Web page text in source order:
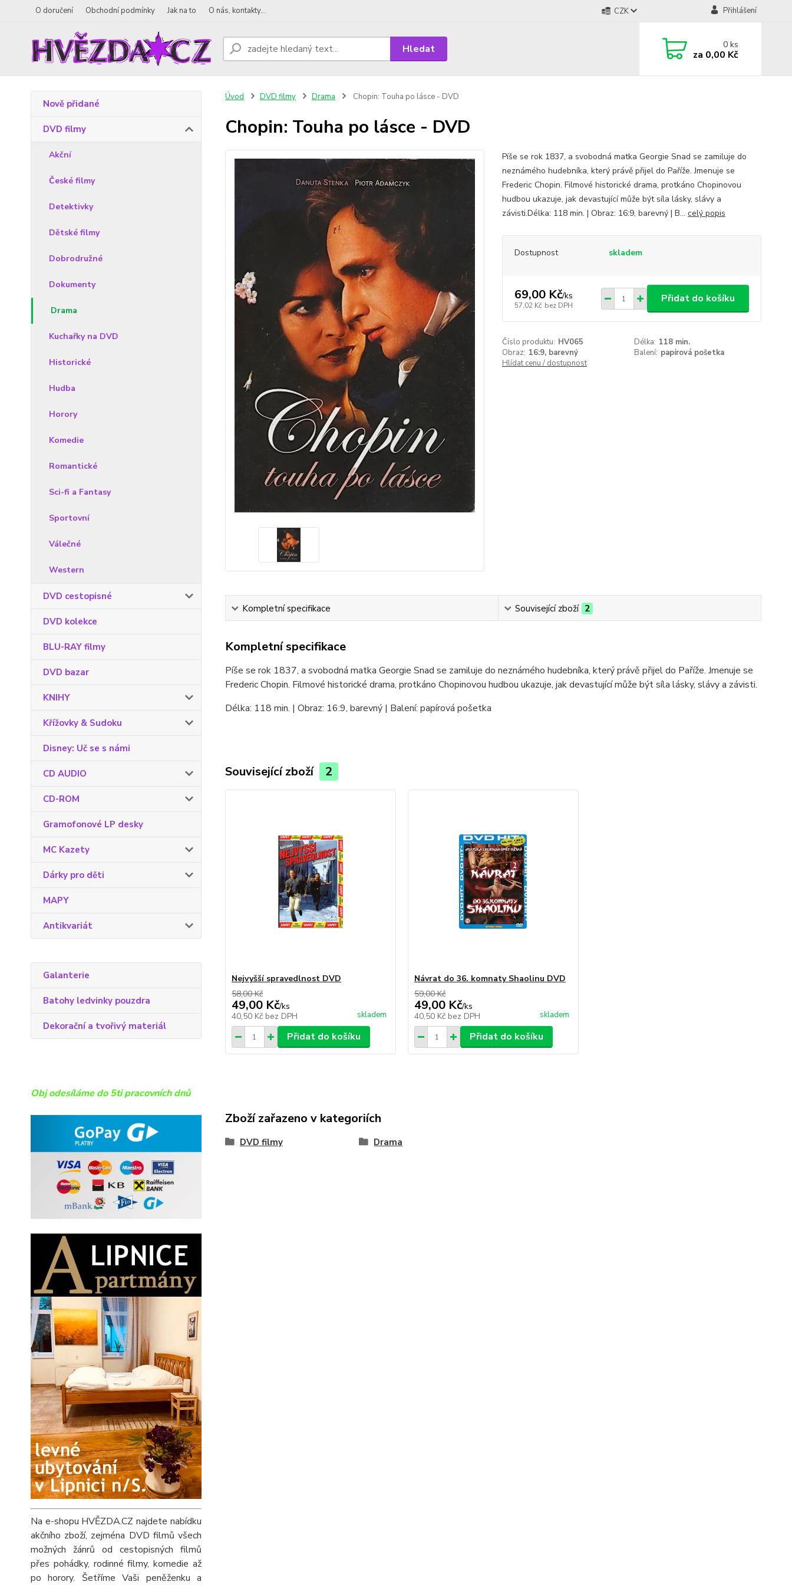
O doručení Obchodní podmínky Jak na to O nás, kontakty... CZK Přihlášení
Hledat 0ks
za 0,00 Kč
Nově přidané
DVD filmy
Akční
České filmy
Detektivky
Dětské filmy
Dobrodružné
Dokumenty
Drama
Kuchařky na DVD
Historické
Hudba
Horory
Komedie
Romantické
Sci-fi a Fantasy
Sportovní
Válečné
Western
DVD cestopisné
DVD kolekce
BLU-RAY filmy
DVD bazar
KNIHY
Křížovky & Sudoku
Disney: Uč se s námi
CD AUDIO
CD-ROM
Gramofonové LP desky
MC Kazety
Dárky pro děti
MAPY
Antikvariát
Galanterie
Batohy ledvinky pouzdra
Dekorační a tvořivý materiál
Obj odesíláme do 5ti pracovních dnů
Na e-shopu HVĚZDA.CZ najdete nabídku
akčního zboží, zejména DVD filmů všech
možných žánrů od cestopisných filmů
přes pohádky, rodinné filmy, komedie až
po horory. Šetříme Vaši peněženku a
Úvod DVD filmy Drama Chopin: Touha po lásce - DVD
Chopin: Touha po lásce - DVD
Píše se rok 1837, a svobodná matka Georgie Snad se zamiluje do
neznámého hudebníka, který právě přijel do Paříže. Jmenuje se
Frederic Chopin. Filmové historické drama, protkáno Chopinovou
hudbou ukazuje, jak devastující může být síla lásky, slávy a
závisti.Délka: 118 min. | Obraz: 16:9, barevný | B... celý popis
Dostupnost skladem
69,00 Kč/ks
57,02 Kč bez DPH
Přidat do košíku
Číslo produktu: HV065 Délka: 118 min.
Obraz: 16:9, barevný Balení: papírová pošetka
Hlídat cenu / dostupnost
Kompletní specifikace Související zboží 2
Kompletní specifikace
Píše se rok 1837, a svobodná matka Georgie Snad se zamiluje do neznámého hudebníka, který právě přijel do Paříže. Jmenuje se
Frederic Chopin. Filmové historické drama, protkáno Chopinovou hudbou ukazuje, jak devastující může být síla lásky, slávy a závisti.
Délka: 118 min. | Obraz: 16:9, barevný | Balení: papírová pošetka
Související zboží 2
Nejvyšší spravedlnost DVD
58,00 Kč
49,00 Kč/ks
40,50 Kč bez DPH skladem
Přidat do košíku
Návrat do 36. komnaty Shaolinu DVD
59,00 Kč
49,00 Kč/ks
40,50 Kč bez DPH skladem
Přidat do košíku
Zboží zařazeno v kategoriích
DVD filmy Drama